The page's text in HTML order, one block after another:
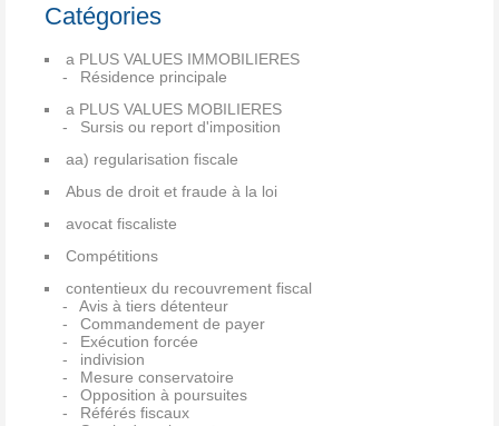
Catégories
a PLUS VALUES IMMOBILIERES
Résidence principale
a PLUS VALUES MOBILIERES
Sursis ou report d'imposition
aa) regularisation fiscale
Abus de droit et fraude à la loi
avocat fiscaliste
Compétitions
contentieux du recouvrement fiscal
Avis à tiers détenteur
Commandement de payer
Exécution forcée
indivision
Mesure conservatoire
Opposition à poursuites
Référés fiscaux